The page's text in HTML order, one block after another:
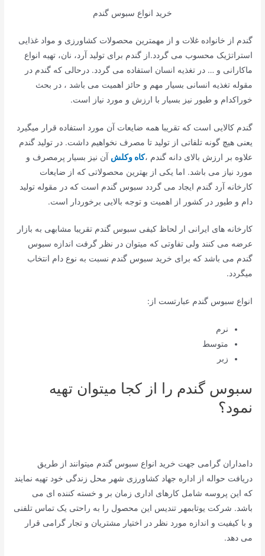
خرید انواع سبوس گندم
گندم از خانواده غلات و از مهمترین محصولات کشاورزی و مواد غذایی
استراتژیک محسوب می گردد.از گندم برای تولید آرد، نان، تهیه انواع
ماکارانی و … در تغذیه انسان استفاده می گردد. درحالی که گندم در
مقوله تغذیه انسانی بسیار مهم و حائز اهمیت می باشد ، در بحث
خوراکدام و طیور نیز بسیار با ارزش و مورد نیاز است.
گندم کالایی است که تقریبا همه ضایعات آن مورد استفاده قرار میگیرد
یعنی هیچ گونه تلفاتی از تولید تا مصرف نخواهیم داشت. در تولید گندم
علاوه بر ارزش بالای دانه گندم ،کاه وکلش آن نیز بسیار پرمصرف و
مورد نیاز می باشد. اما یکی از بهترین محصولاتی که از ضایعات
کارخانه آرد گندم ایجاد می گردد سبوس گندم است که در مقوله تولید
دام و طیور در کشور از اهمیت و توجه بالایی برخوردار است.
کارخانه های ایرانی ار لحاظ کیفی سبوس گندم تقریبا مشابهی به بازار
عرضه می کنند ولی تفاوتی که میتوان در نظر گرفت اندازه سبوس
گندم می باشد که برای خرید سبوس گندم نسبت به نوع دام انتخاب
میگردد.
انواع سبوس گندم عبارتست از:
نرم
متوسط
زبر
سبوس گندم را از کجا میتوان تهیه
نمود؟
دامداران گرامی جهت خرید انواع سبوس گندم میتوانند از طریق
دریافت حواله از اداره جهاد کشاورزی شهر محل زندگی خود تهیه نمایند
که این پروسه شامل کارهای اداری زمان بر و خسته کننده ای می
باشد. شرکت یوتابمهر تندیس این محصول را به راحتی یک تماس تلفنی
و با کیفیت و اندازه مورد نظر در اختیار مشتریان و تجار گرامی قرار
می دهد.